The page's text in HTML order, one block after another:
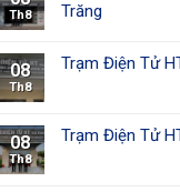
Th8
Trăng
08
Th8
Trạm Điện Tử
08
Th8
Trạm Điện Tử